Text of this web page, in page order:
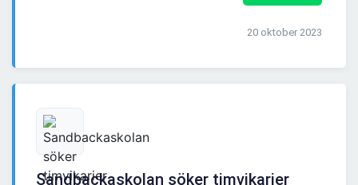
20 oktober 2023
Sandbackaskolan söker timvikarier